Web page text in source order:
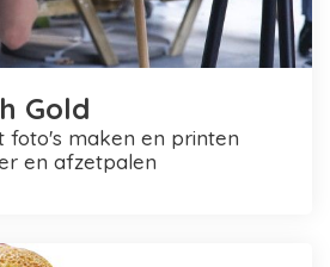
Gold
en afzetpalen